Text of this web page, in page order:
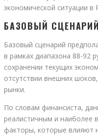
экономической ситуации в
БАЗОВЫЙ СЦЕНАРИЙ
Базовый сценарий
в рамках диапазона 88-92
сохранении текущих
отсутствии внешних
рынки.
По словам финансиста,
реалистичным и наиболее
факторы, которые влияют